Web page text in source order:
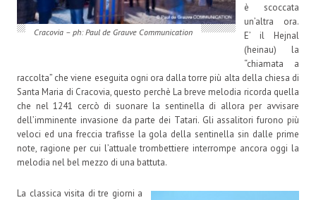
Cracovia – ph: Paul de Grauve Communication
è scoccata
un’altra ora.
E’ il Hejnal
(heinau) la
“chiamata a
raccolta” che viene eseguita ogni ora dalla torre più alta della chiesa di
Santa Maria di Cracovia, questo perchè La breve melodia ricorda quella
che nel 1241 cercò di suonare la sentinella di allora per avvisare
dell’imminente invasione da parte dei Tatari. Gli assalitori furono più
veloci ed una freccia trafisse la gola della sentinella sin dalle prime
note, ragione per cui l’attuale trombettiere interrompe ancora oggi la
melodia nel bel mezzo di una battuta.
La classica visita di tre giorni a